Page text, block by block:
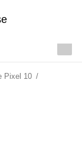
Pixel 10 /